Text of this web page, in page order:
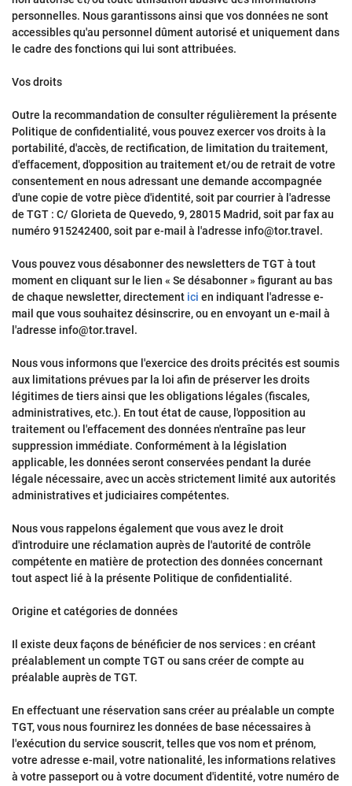
personnelles. Nous garantissons ainsi que vos données ne sont
accessibles qu'au personnel dûment autorisé et uniquement dans
le cadre des fonctions qui lui sont attribuées.
Vos droits
Outre la recommandation de consulter régulièrement la présente
Politique de confidentialité, vous pouvez exercer vos droits à la
portabilité, d'accès, de rectification, de limitation du traitement,
d'effacement, d'opposition au traitement et/ou de retrait de votre
consentement en nous adressant une demande accompagnée
d'une copie de votre pièce d'identité, soit par courrier à l'adresse
de TGT : C/ Glorieta de Quevedo, 9, 28015 Madrid, soit par fax au
numéro 915242400, soit par e-mail à l'adresse info@tor.travel.
Vous pouvez vous désabonner des newsletters de TGT à tout
moment en cliquant sur le lien « Se désabonner » figurant au bas
de chaque newsletter, directement ici en indiquant l'adresse e-
mail que vous souhaitez désinscrire, ou en envoyant un e-mail à
l'adresse info@tor.travel.
Nous vous informons que l'exercice des droits précités est soumis
aux limitations prévues par la loi afin de préserver les droits
légitimes de tiers ainsi que les obligations légales (fiscales,
administratives, etc.). En tout état de cause, l'opposition au
traitement ou l'effacement des données n'entraîne pas leur
suppression immédiate. Conformément à la législation
applicable, les données seront conservées pendant la durée
légale nécessaire, avec un accès strictement limité aux autorités
administratives et judiciaires compétentes.
Nous vous rappelons également que vous avez le droit
d'introduire une réclamation auprès de l'autorité de contrôle
compétente en matière de protection des données concernant
tout aspect lié à la présente Politique de confidentialité.
Origine et catégories de données
Il existe deux façons de bénéficier de nos services : en créant
préalablement un compte TGT ou sans créer de compte au
préalable auprès de TGT.
En effectuant une réservation sans créer au préalable un compte
TGT, vous nous fournirez les données de base nécessaires à
l'exécution du service souscrit, telles que vos nom et prénom,
votre adresse e-mail, votre nationalité, les informations relatives
à votre passeport ou à votre document d'identité, votre numéro de